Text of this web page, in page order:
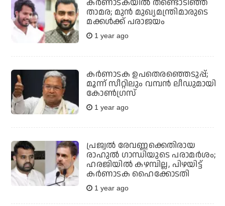
കര്‍ണാടകയില്‍ തണ്ടൊടിഞ്ഞ്
താമര; മുന്‍ മുഖ്യമന്ത്രിമാരുടെ
മക്കള്‍ക്ക് പരാജയം
1 year ago
കര്‍ണാടക ഉപതെരഞ്ഞെടുപ്പ്;
മൂന്ന് സീറ്റിലും വമ്പന്‍ ലീഡുമായി
കോണ്‍ഗ്രസ്
1 year ago
പ്രജ്വല്‍ രേവണ്ണക്കെതിരായ
രാഹുല്‍ ഗാന്ധിയുടെ പരാമര്‍ശം;
ഹരജിയില്‍ കഴമ്പില്ല, പിഴയിട്ട്
കര്‍ണാടക ഹൈക്കോടതി
1 year ago